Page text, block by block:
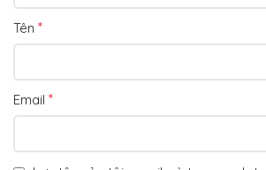
Tên *
Email *